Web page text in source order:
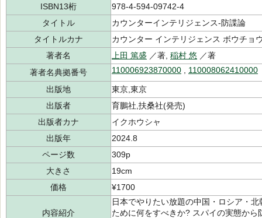
ISBN13桁
978-4-594-09742-4
タイトル
カウンターインテリジェンス-防諜論
タイトルカナ
カウンター インテリジェンス ボウチョ
著者名
上田 篤盛 ／著, 稲村 悠 ／著
著者名典拠番号
110006923870000 110008062410000
出版地
東京,東京
出版者
育鵬社,扶桑社(発売)
出版者カナ
イクホウシャ
出版年
2024.8
ページ数
309p
大きさ
19cm
価格
¥1700
内容紹介
日本でやりたい放題の中国・ロシア・
ために何をすべきか? スパイの実態か